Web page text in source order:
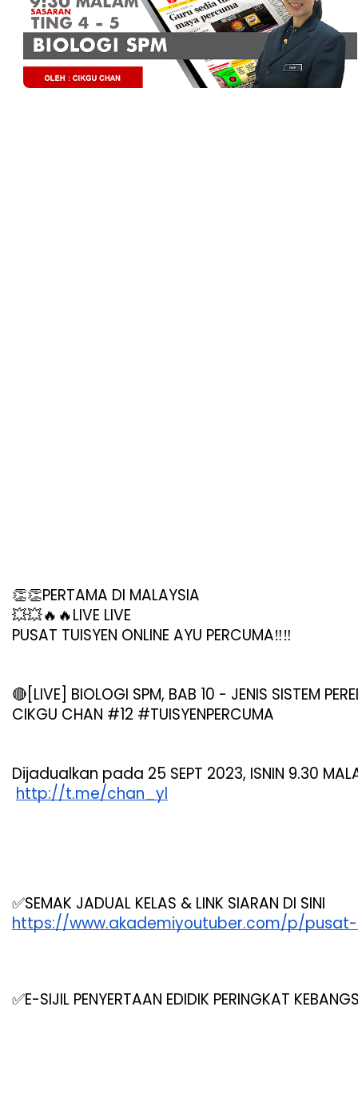
👏👏PERTAMA DI MALAYSIA
💥💥🔥🔥LIVE LIVE
PUSAT TUISYEN ONLINE AYU PERCUMA‼️‼️
🔴[LIVE] BIOLOGI SPM, BAB 10 - JENIS SISTEM
CIKGU CHAN #12 #TUISYENPERCUMA
Dijadualkan pada 25 SEPT 2023, ISNIN 9.30
http://t.me/chan_yl
✅SEMAK JADUAL KELAS & LINK SIARAN DI SINI
https://www.akademiyoutuber.com/p/
✅E-SIJIL PENYERTAAN EDIDIK PERINGKAT